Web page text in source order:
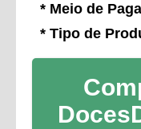
* Meio de
* Tipo de